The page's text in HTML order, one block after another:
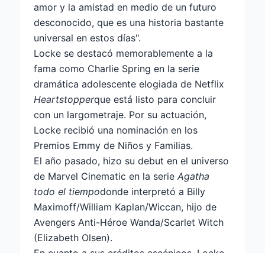
amor y la amistad en medio de un futuro
desconocido, que es una historia bastante
universal en estos días".
Locke se destacó memorablemente a la
fama como Charlie Spring en la serie
dramática adolescente elogiada de Netflix
Heartstopperque está listo para concluir
con un largometraje. Por su actuación,
Locke recibió una nominación en los
Premios Emmy de Niños y Familias.
El año pasado, hizo su debut en el universo
de Marvel Cinematic en la serie Agatha
todo el tiempodonde interpretó a Billy
Maximoff/William Kaplan/Wiccan, hijo de
Avengers Anti-Héroe Wanda/Scarlet Witch
(Elizabeth Olsen).